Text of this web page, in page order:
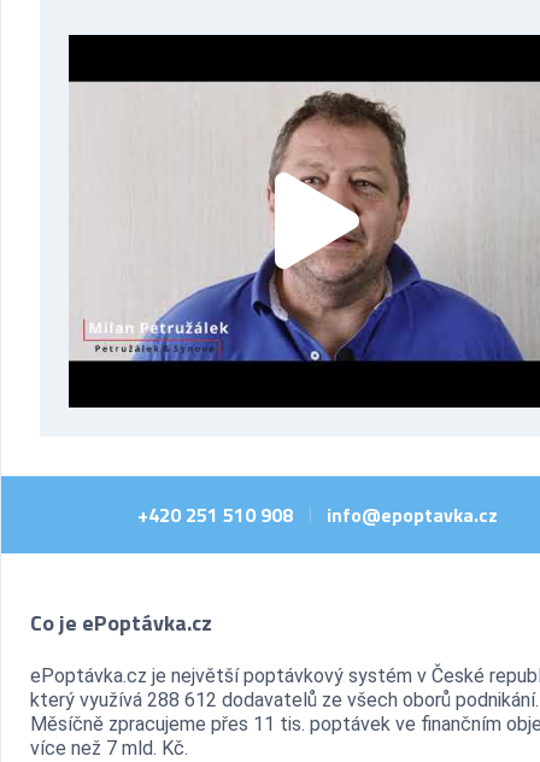
+420 251 510 908 info@epoptavka.cz
Co je ePoptávka.cz
ePoptávka.cz je největší poptávkový systém v České
který využívá 288 612 dodavatelů ze všech oborů podnikání.
Měsíčně zpracujeme přes 11 tis. poptávek ve finančním
více než 7 mld. Kč.